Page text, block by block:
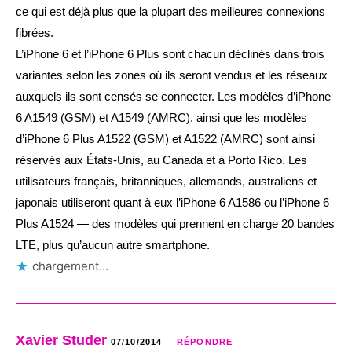
ce qui est déjà plus que la plupart des meilleures connexions
fibrées.
L’iPhone 6 et l’iPhone 6 Plus sont chacun déclinés dans trois
variantes selon les zones où ils seront vendus et les réseaux
auxquels ils sont censés se connecter. Les modèles d’iPhone
6 A1549 (GSM) et A1549 (AMRC), ainsi que les modèles
d’iPhone 6 Plus A1522 (GSM) et A1522 (AMRC) sont ainsi
réservés aux États-Unis, au Canada et à Porto Rico. Les
utilisateurs français, britanniques, allemands, australiens et
japonais utiliseront quant à eux l’iPhone 6 A1586 ou l’iPhone 6
Plus A1524 — des modèles qui prennent en charge 20 bandes
LTE, plus qu’aucun autre smartphone.
chargement…
Xavier Studer 07/10/2014 RÉPONDRE